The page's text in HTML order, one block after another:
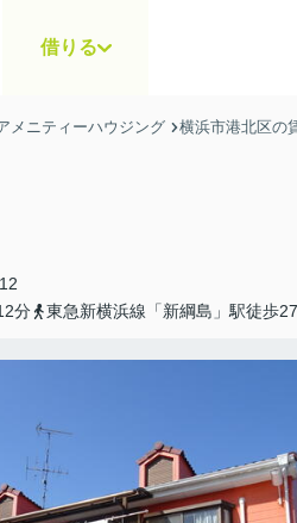
借りる
メニティーハウジング 横浜市港北区の
分
東急新横浜線「新綱島」駅徒歩